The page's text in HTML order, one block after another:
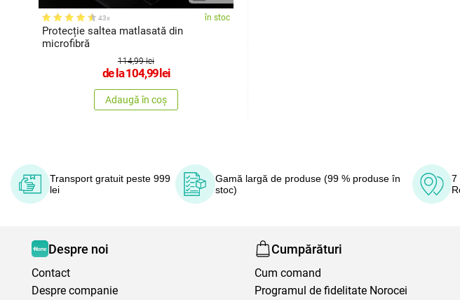
43x în stoc
Protecție saltea matlasată din
microfibră
114,99 lei
de la104,99lei
Adaugă în coș
Transport gratuit peste 999
lei
Gamă largă de produse (99 % produse în
stoc)
7
Despre noi
Contact
Despre companie
Cumpărături
Cum comand
Programul de fidelitate Norocei